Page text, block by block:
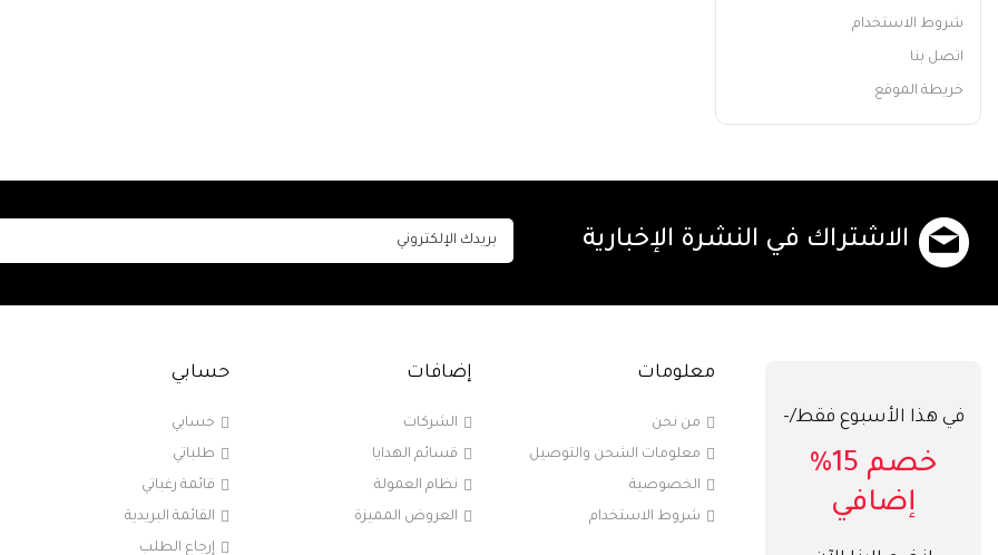
شروط الاستخدام
اتصل بنا
خريطة الموقع
الاشتراك في النشرة الإخبارية
في هذا الأسبوع فقط/-
خصم 15%
إضافي
معلومات
من نحن
معلومات الشحن والتوصيل
الخصوصية
شروط الاستخدام
إضافات
الشركات
قسائم الهدايا
نظام العمولة
العروض المميزة
حسابي
حسابي
طلباتي
قائمة رغباتي
القائمة البريدية
إرجاع الطلب